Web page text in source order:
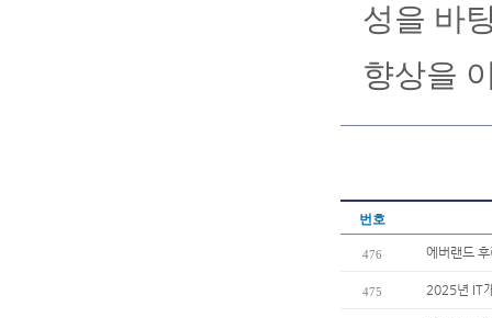
성을 바
향상을
번호
476 에버랜드
475 2025년 IT